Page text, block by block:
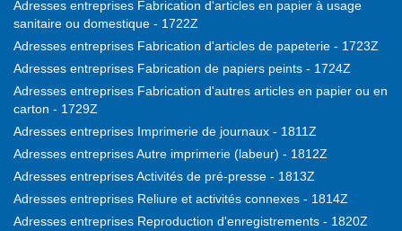
Adresses entreprises Fabrication d'articles en papier à usage
sanitaire ou domestique - 1722Z
Adresses entreprises Fabrication d'articles de papeterie - 1723Z
Adresses entreprises Fabrication de papiers peints - 1724Z
Adresses entreprises Fabrication d'autres articles en papier ou en
carton - 1729Z
Adresses entreprises Imprimerie de journaux - 1811Z
Adresses entreprises Autre imprimerie (labeur) - 1812Z
Adresses entreprises Activités de pré-presse - 1813Z
Adresses entreprises Reliure et activités connexes - 1814Z
Adresses entreprises Reproduction d'enregistrements - 1820Z